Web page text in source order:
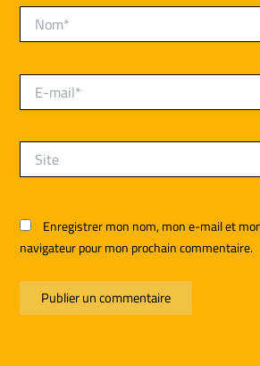
Nom*
E-
mail*
Site
Enregistrer mon nom, mon e-mail et
navigateur pour mon prochain commentaire.